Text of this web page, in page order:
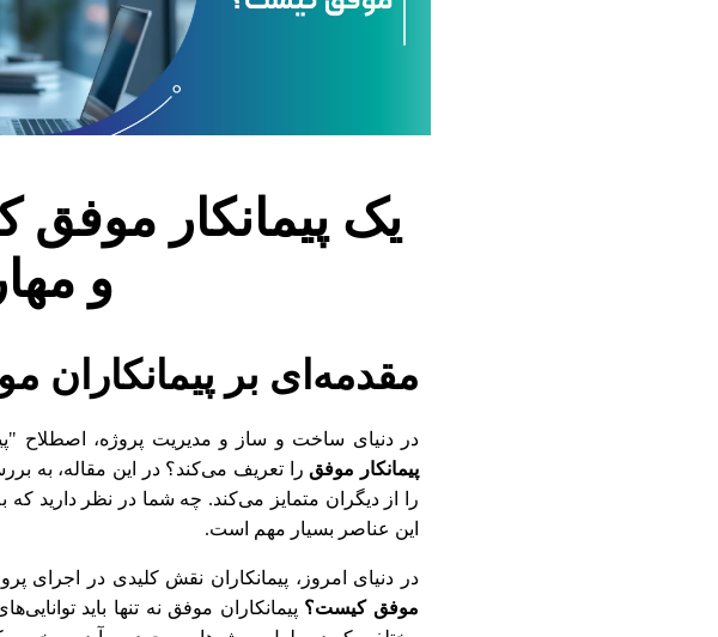
ق
س
؟
یک پیمانکار
و
مقدمه‌ای بر پیمانکاران
در دنیای ساخت و ساز و مدیریت پروژه، اصطلاح
پیمانکار موفق را تعریف می‌کند؟ در این مقاله، به
را از دیگران متمایز می‌کند. چه شما در نظر دارید که
این عناصر بسیار مهم است.
در دنیای امروز، پیمانکاران نقش کلیدی در اجرای
موفق کیست؟ پیمانکاران موفق نه تنها باید